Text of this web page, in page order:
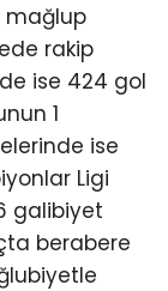
mağlup
rakip
ise 424 gol
1
ise
Ligi
galibiyet
berabere